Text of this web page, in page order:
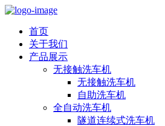
首页
关于我们
产品展示
无接触洗车机
无接触洗车机
自助洗车机
全自动洗车机
隧道连续式洗车机